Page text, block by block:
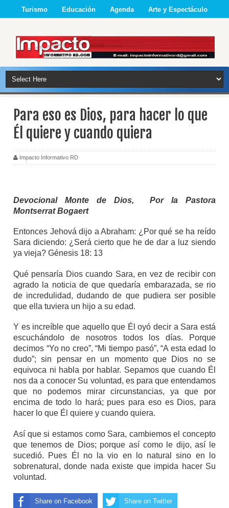
Turismo Educación Agenda Arte y Espectáculo
Para eso es Dios, para hacer lo que
Él quiere y cuando quiera
Impacto Informativo RD
Devocional Monte de Dios, Por la Pastora
Montserrat Bogaert
Entonces Jehová dijo a Abraham: ¿Por qué se ha reído
Sara diciendo: ¿Será cierto que he de dar a luz siendo
ya vieja? Génesis 18: 13
Qué pensaría Dios cuando Sara, en vez de recibir con
agrado la noticia de que quedaría embarazada, se rio
de incredulidad, dudando de que pudiera ser posible
que ella tuviera un hijo a su edad.
Y es increíble que aquello que Él oyó decir a Sara está
escuchándolo de nosotros todos los días. Porque
decimos “Yo no creo”, “Mi tiempo pasó”, “A esta edad lo
dudo”; sin pensar en un momento que Dios no se
equivoca ni habla por hablar. Sepamos que cuando Él
nos da a conocer Su voluntad, es para que entendamos
que no podemos mirar circunstancias, ya que por
encima de todo lo hará; pues para eso es Dios, para
hacer lo que Él quiere y cuando quiera.
Así que si estamos como Sara, cambiemos el concepto
que tenemos de Dios; porque así como le dijo, así le
sucedió. Pues Él no la vio en lo natural sino en lo
sobrenatural, donde nada existe que impida hacer Su
voluntad.
Share on Facebook Share on Twitter